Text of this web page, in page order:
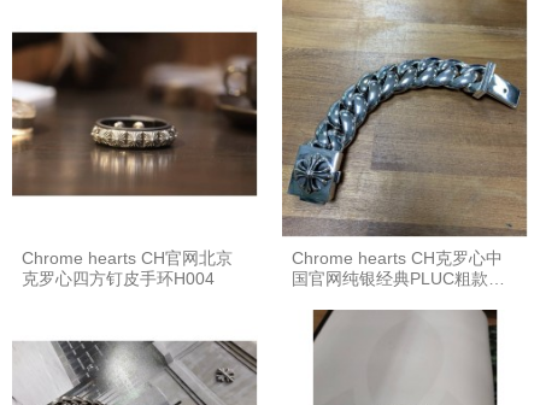
Chrome hearts CH官网北京
克罗心四方钉皮手环H004
Chrome hearts CH克罗心中
国官网纯银经典PLUC粗款方